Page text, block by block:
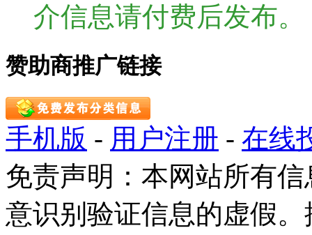
介信息请付费后发布。
赞助商推广链接
手机版 - 用户注册 - 在线
免责声明：本网站所有
意识别验证信息的虚假